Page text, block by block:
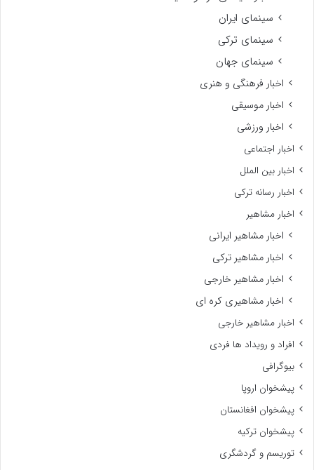
سینمای ایران
سینمای ترکی
سینمای جهان
اخبار فرهنگی و هنری
اخبار موسیقی
اخبار ورزشی
اخبار اجتماعی
اخبار بین الملل
اخبار رسانه ترکی
اخبار مشاهیر
اخبار مشاهیر ایرانی
اخبار مشاهیر ترکی
اخبار مشاهیر خارجی
اخبار مشاهیری کره ای
اخبار مشاهیر خارجی
افراد و رویداد ها فردی
بیوگرافی
پیشخوان اروپا
پیشخوان افغانستان
پیشخوان ترکیه
توریسم و گردشگری